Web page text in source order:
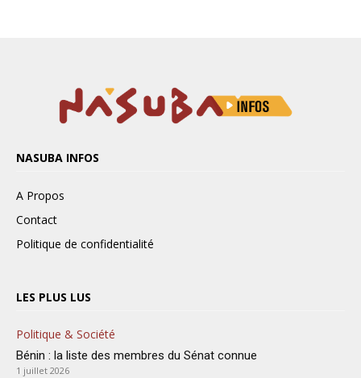
NASUBA INFOS
A Propos
Contact
Politique de confidentialité
LES PLUS LUS
Politique & Société
Bénin : la liste des membres du Sénat connue
1 juillet 2026